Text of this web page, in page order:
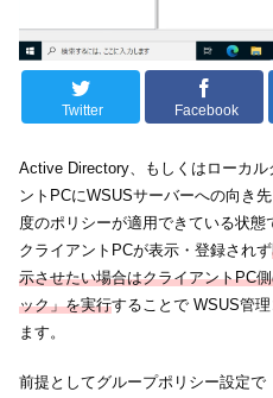
Twitter Facebook
Active Directory、もしくはローカ
ントPCにWSUSサーバーへの向き
度のポリシーが適用できている状
クライアントPCが表示・登録されず
示させたい場合はクライアントPC
ック」を実行することで WSUS管
ます。
前提としてグループポリシー設定